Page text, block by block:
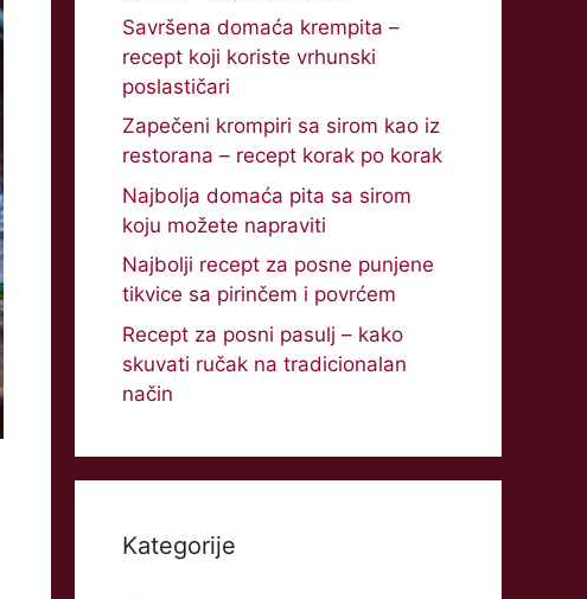
Savršena domaća krempita –
recept koji koriste vrhunski
poslastičari
Zapečeni krompiri sa sirom kao iz
restorana – recept korak po korak
Najbolja domaća pita sa sirom
koju možete napraviti
Najbolji recept za posne punjene
tikvice sa pirinčem i povrćem
Recept za posni pasulj – kako
skuvati ručak na tradicionalan
način
Kategorije